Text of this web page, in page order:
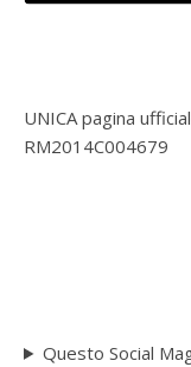
UNICA pagina
RM2014C004679
Questo Social